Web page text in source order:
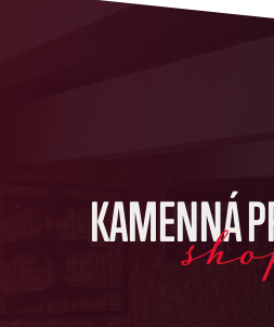
KAMENNÁ